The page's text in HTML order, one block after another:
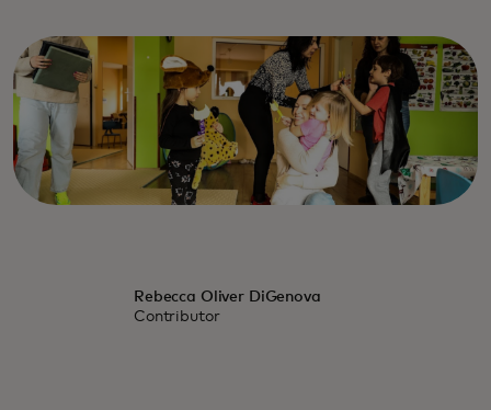
Rebecca Oliver DiGenova
Contributor